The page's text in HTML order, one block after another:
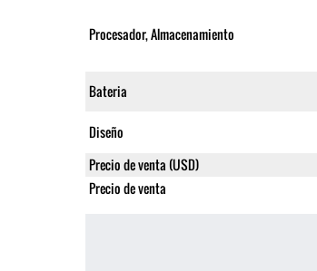
Procesador, Almacenamiento
Bateria
Diseño
Precio de venta (USD)
Precio de venta